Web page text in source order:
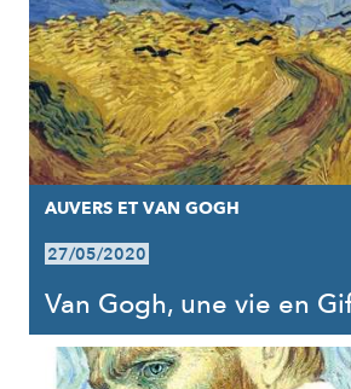
AUVERS ET VAN GOGH
27/05/2020
Van Gogh, une vie en